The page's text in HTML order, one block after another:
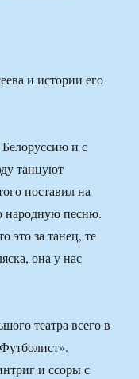
и истории его
и с
танцуют
поставил на
народную песню.
это за танец, те
она у нас
театра всего в
и ссоры с